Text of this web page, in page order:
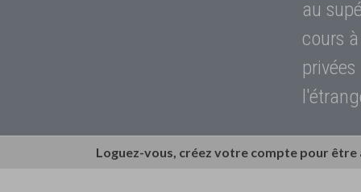
au
cours
Loguez-vous, créez votre compte pour